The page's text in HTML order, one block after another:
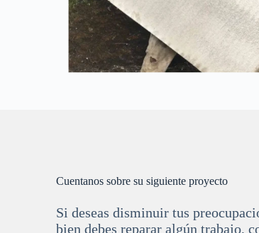
Cuentanos sobre su siguiente proyecto
Si deseas disminuir tus
bien debes reparar algún trabajo,